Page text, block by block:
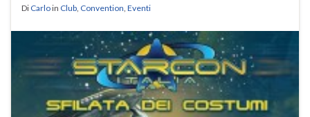
Di Carloin Club, Convention, Eventi